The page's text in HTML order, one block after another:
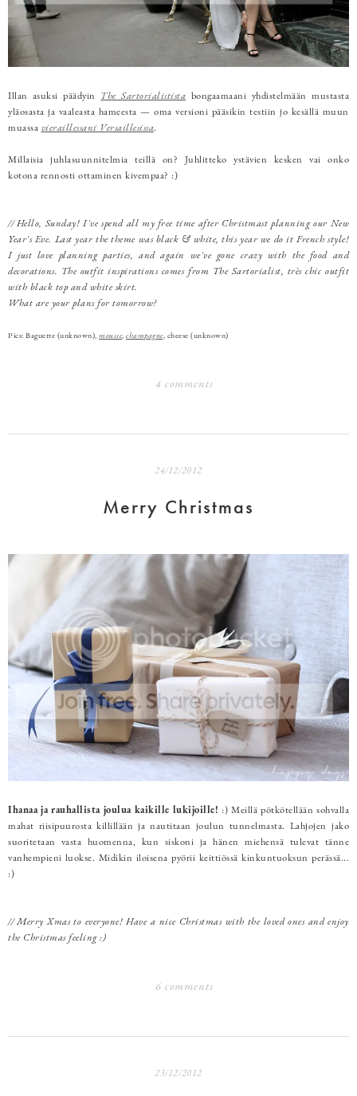
Illan asuksi päädyin The Sartorialistista bongaamaani yhdistelmään mustasta
yläosasta ja vaaleasta hameesta — oma versioni pääsikin testiin jo kesällä muun
muassa vieraillessani Versaillesissa.
Millaisia juhlasuunnitelmia teillä on? Juhlitteko ystävien kesken vai onko
kotona rennosti ottaminen kivempaa? :)
// Hello, Sunday! I've spend all my free time after Christmast planning our New
Year's Eve. Last year the theme was black & white, this year we do it French style!
I just love planning parties, and again we've gone crazy with the food and
decorations. The outfit inspirations comes from The Sartorialist, très chic outfit
with black top and white skirt.
What are your plans for tomorrow?
Pics: Baguette (unknown), mousse, champagne, cheese (unknown)
4 comments
24/12/2012
Merry Christmas
Ihanaa ja rauhallista joulua kaikille lukijoille! :) Meillä pötkötellään sohvalla
mahat riisipuurosta killillään ja nautitaan joulun tunnelmasta. Lahjojen jako
suoritetaan vasta huomenna, kun siskoni ja hänen miehensä tulevat tänne
vanhempieni luokse. Midikin iloisena pyörii keittiössä kinkuntuoksun perässä...
:)
// Merry Xmas to everyone! Have a nice Christmas with the loved ones and enjoy
the Christmas feeling :)
6 comments
23/12/2012